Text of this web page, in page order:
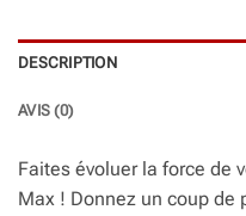
DESCRIPTION
AVIS (0)
Faites évoluer la force de
Max ! Donnez un coup de